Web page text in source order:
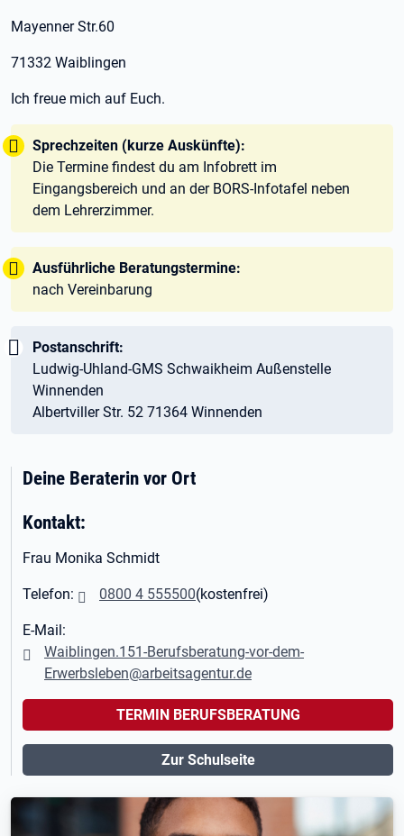
Mayenner Str.60
71332 Waiblingen
Ich freue mich auf Euch.
Tipp:
Sprechzeiten (kurze Auskünfte):
Die Termine findest du am Infobrett im
Eingangsbereich und an der BORS-Infotafel neben
dem Lehrerzimmer.
Tipp:
Ausführliche Beratungstermine:
nach Vereinbarung
Wichtig:
Postanschrift:
Ludwig-Uhland-GMS Schwaikheim Außenstelle
Winnenden
Albertviller Str. 52 71364 Winnenden
Deine Beraterin vor Ort
Kontakt:
Frau Monika Schmidt
Telefon: 0800 4 555500(kostenfrei)
E-Mail:
Waiblingen.151-Berufsberatung-vor-dem-
Erwerbsleben@arbeitsagentur.de
TERMIN BERUFSBERATUNG
Zur Schulseite